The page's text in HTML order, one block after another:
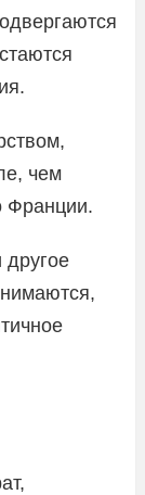
чем
Франции.